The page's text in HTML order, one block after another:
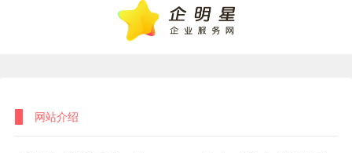
网站介绍